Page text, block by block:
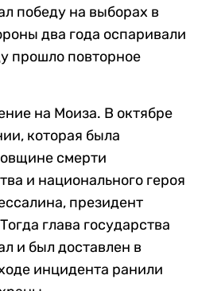
победу на выборах в
два года оспаривали
прошло повторное
на Моиза. В октябре
которая была
смерти
и национального героя
президент
глава государства
и был доставлен в
инцидента ранили